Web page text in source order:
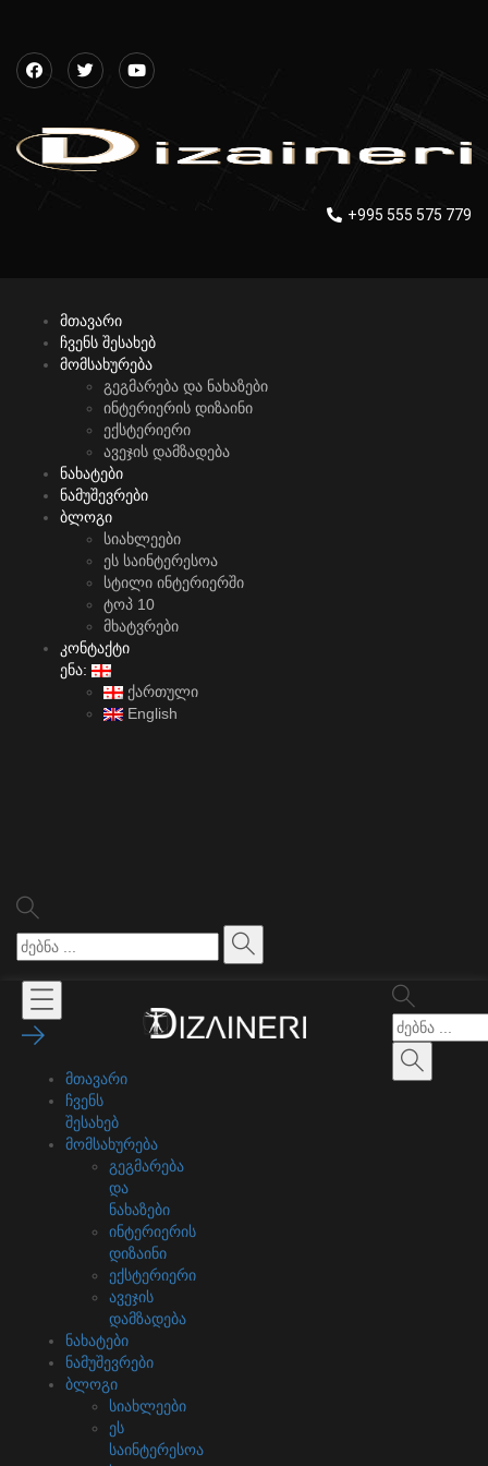
+995 555 575 779
მთავარი
ჩვენს შესახებ
მომსახურება
გეგმარება და ნახაზები
ინტერიერის დიზაინი
ექსტერიერი
ავეჯის დამზადება
ნახატები
ნამუშევრები
ბლოგი
სიახლეები
ეს საინტერესოა
სტილი ინტერიერში
ტოპ 10
მხატვრები
კონტაქტი
ენა:
ქართული
English
მთავარი
ჩვენს
შესახებ
მომსახურება
გეგმარება
და
ნახაზები
ინტერიერის
დიზაინი
ექსტერიერი
ავეჯის
დამზადება
ნახატები
ნამუშევრები
ბლოგი
სიახლეები
ეს
საინტერესოა